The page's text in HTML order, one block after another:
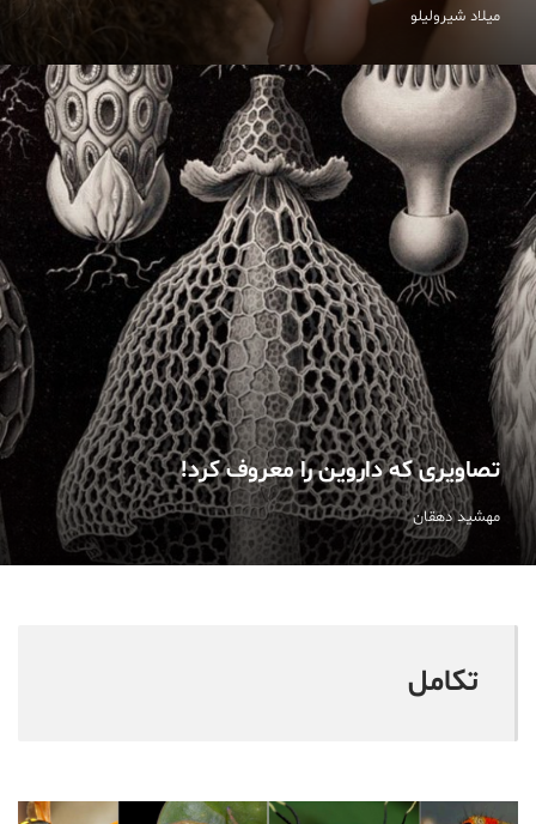
میلاد شیرولیلو
مهشید دهقان
تصاویری که‌ داروین را معروف کرد!
تكامل